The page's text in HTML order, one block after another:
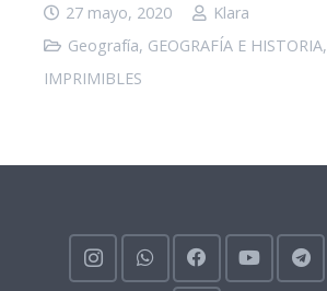
27 mayo, 2020
Klara
Geografía, GEOGRAFÍA E HISTORIA,
IMPRIMIBLES